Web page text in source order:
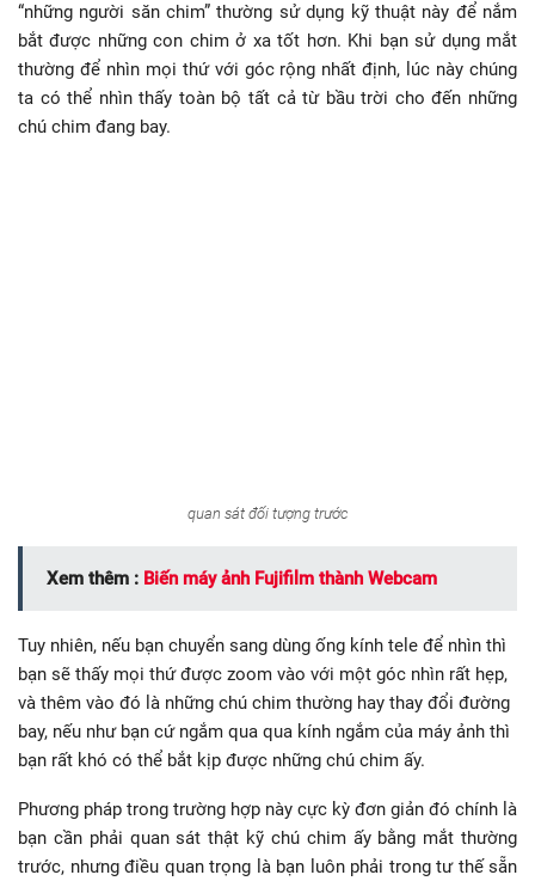
“những người săn chim” thường sử dụng kỹ thuật này để nắm
bắt được những con chim ở xa tốt hơn. Khi bạn sử dụng mắt
thường để nhìn mọi thứ với góc rộng nhất định, lúc này chúng
ta có thể nhìn thấy toàn bộ tất cả từ bầu trời cho đến những
chú chim đang bay.
quan sát đối tượng trước
Xem thêm : Biến máy ảnh Fujifilm thành Webcam
Tuy nhiên, nếu bạn chuyển sang dùng ống kính tele để nhìn thì
bạn sẽ thấy mọi thứ được zoom vào với một góc nhìn rất hẹp,
và thêm vào đó là những chú chim thường hay thay đổi đường
bay, nếu như bạn cứ ngắm qua qua kính ngắm của máy ảnh thì
bạn rất khó có thể bắt kịp được những chú chim ấy.
Phương pháp trong trường hợp này cực kỳ đơn giản đó chính là
bạn cần phải quan sát thật kỹ chú chim ấy bằng mắt thường
trước, nhưng điều quan trọng là bạn luôn phải trong tư thế sẵn